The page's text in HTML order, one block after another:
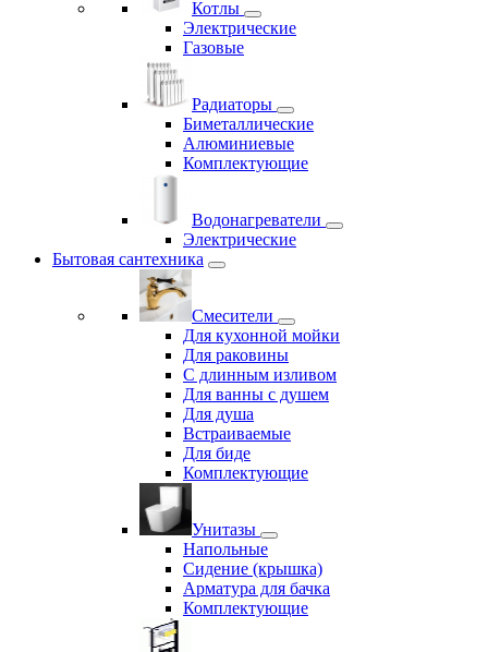
Котлы
Электрические
Газовые
Радиаторы
Биметаллические
Алюминиевые
Комплектующие
Водонагреватели
Электрические
Бытовая сантехника
Смесители
Для кухонной мойки
Для раковины
С длинным изливом
Для ванны с душем
Для душа
Встраиваемые
Для биде
Комплектующие
Унитазы
Напольные
Сидение (крышка)
Арматура для бачка
Комплектующие